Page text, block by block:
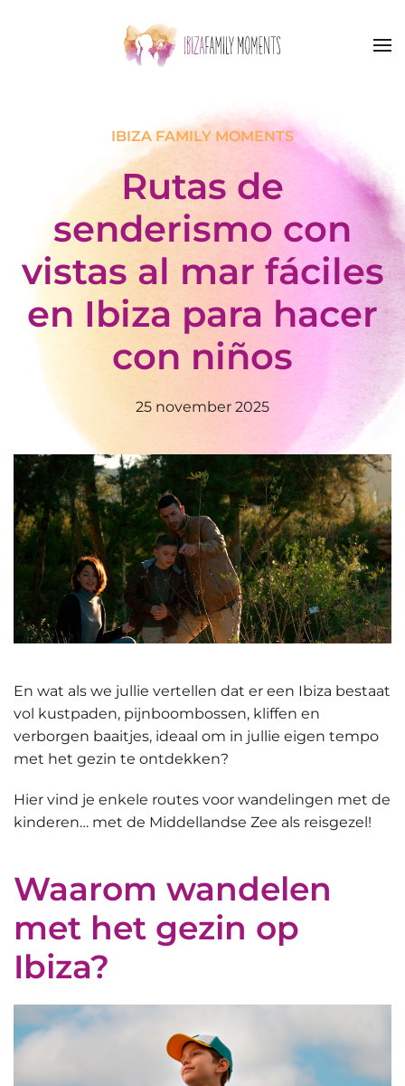
Skip to main content
IBIZA FAMILY MOMENTS
Rutas de
senderismo con
vistas al mar fáciles
en Ibiza para hacer
con niños
25 november 2025
En wat als we jullie vertellen dat er een Ibiza bestaat
vol kustpaden, pijnboombossen, kliffen en
verborgen baaitjes, ideaal om in jullie eigen tempo
met het gezin te ontdekken?
Hier vind je enkele routes voor wandelingen met de
kinderen… met de Middellandse Zee als reisgezel!
Waarom wandelen
met het gezin op
Ibiza?